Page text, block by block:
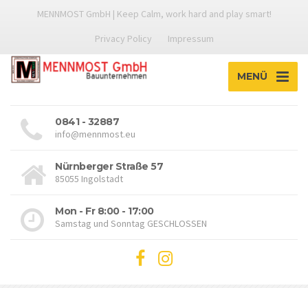
MENNMOST GmbH | Keep Calm, work hard and play smart!
Privacy Policy
Impressum
MENÜ
0841 - 32887
info@mennmost.eu
Nürnberger Straße 57
85055 Ingolstadt
Mon - Fr 8:00 - 17:00
Samstag und Sonntag GESCHLOSSEN